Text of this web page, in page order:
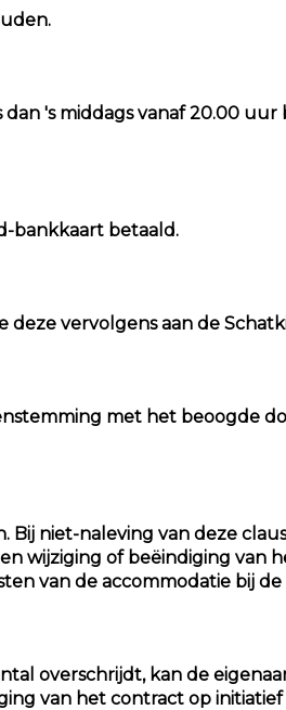
's middags vanaf 20.00 uur
bankkaart betaald.
vervolgens aan de
met het beoogde
Bij niet-naleving van deze
wijziging of beëindiging van
van de accommodatie bij
overschrijdt, kan de
van het contract op